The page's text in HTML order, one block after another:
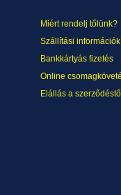
Miért rendelj tőlünk?
Szállítási információk
Bankkártyás fizetés
Online
Elállás a szerződéstől